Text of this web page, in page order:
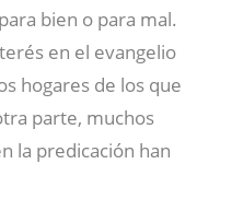
bien o para mal.
en el evangelio
hogares de los que
parte, muchos
la predicación han